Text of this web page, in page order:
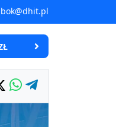
bok@dhit.pl